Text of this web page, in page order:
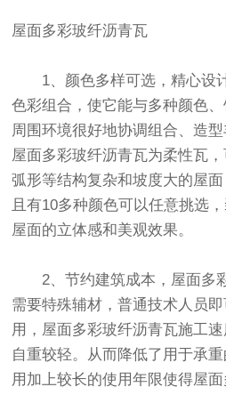
屋面多彩玻纤沥青瓦
1、颜色多样可选，精心设
色彩组合，使它能与多种颜色、
周围环境很好地协调组合、造型
屋面多彩玻纤沥青瓦为柔性瓦
弧形等结构复杂和坡度大的屋
且有10多种颜色可以任意挑选
屋面的立体感和美观效果。
2、节约建筑成本，屋面多
需要特殊辅材，普通技术人员
用，屋面多彩玻纤沥青瓦施工
自重较轻。从而降低了用于承
用加上较长的使用年限使得屋